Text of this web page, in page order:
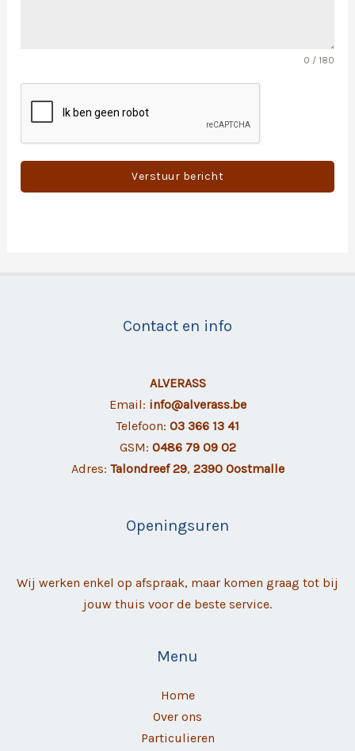
0 / 180
Verstuur bericht
Contact en info
ALVERASS
Email: info@alverass.be
Telefoon: 03 366 13 41
GSM: 0486 79 09 02
Adres: Talondreef 29, 2390 Oostmalle
Openingsuren
Wij werken enkel op afspraak, maar komen graag tot bij
jouw thuis voor de beste service.
Menu
Home
Over ons
Particulieren